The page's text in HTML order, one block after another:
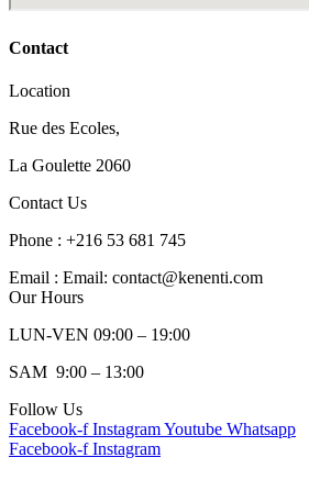
Contact
Location
Rue des Ecoles,
La Goulette 2060
Contact Us
Phone : +216 53 681 745
Email : Email: contact@kenenti.com
Our Hours
LUN-VEN 09:00 – 19:00
SAM 9:00 – 13:00
Follow Us
Facebook-f InstagramYoutube Whatsapp
Facebook-f Instagram